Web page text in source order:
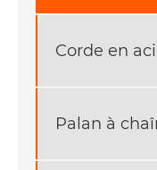
Corde en
Palan à